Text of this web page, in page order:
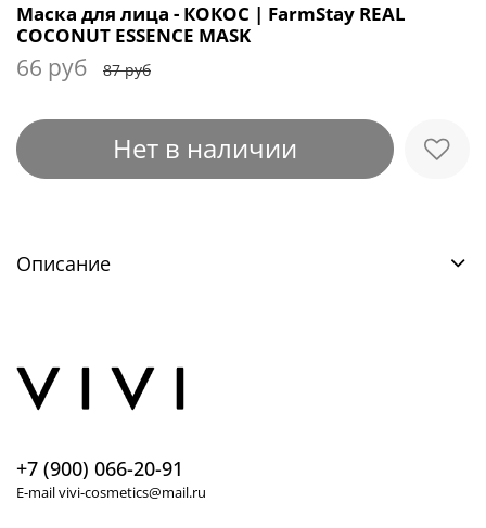
Маска для лица - КОКОС | FarmStay REAL
COCONUT ESSENCE MASK
66 руб 87 руб
Нет в наличии
Описание
+7 (900) 066-20-91
E-mail vivi-cosmetics@mail.ru